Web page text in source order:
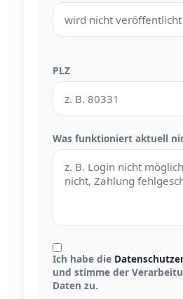
PLZ
Was funktioniert aktuell
Ich habe die
und stimme der
Daten zu.